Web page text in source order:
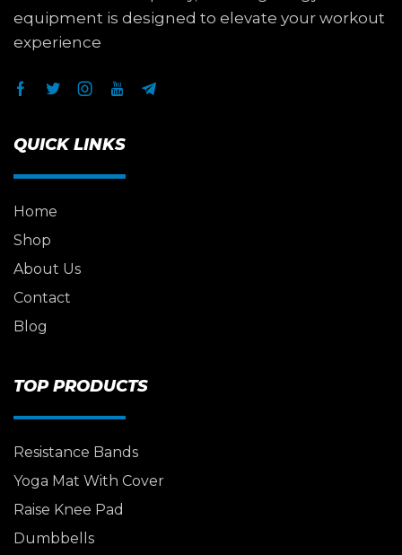
equipment is designed to elevate your workout
experience
QUICK LINKS
Home
Shop
About Us
Contact
Blog
TOP PRODUCTS
Resistance Bands
Yoga Mat With Cover
Raise Knee Pad
Dumbbells